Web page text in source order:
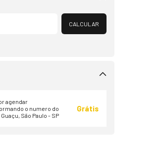
Alterar CEP
CALCULAR
agendar
o numero do
São Paulo - SP
Grátis